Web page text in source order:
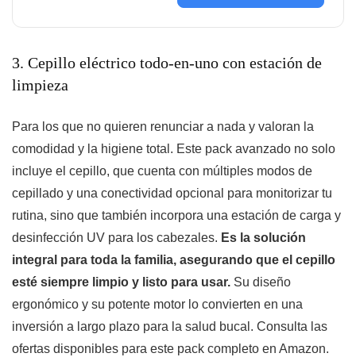
3. Cepillo eléctrico todo-en-uno con estación de
limpieza
Para los que no quieren renunciar a nada y valoran la
comodidad y la higiene total. Este pack avanzado no solo
incluye el cepillo, que cuenta con múltiples modos de
cepillado y una conectividad opcional para monitorizar tu
rutina, sino que también incorpora una estación de carga y
desinfección UV para los cabezales. Es la solución
integral para toda la familia, asegurando que el cepillo
esté siempre limpio y listo para usar. Su diseño
ergonómico y su potente motor lo convierten en una
inversión a largo plazo para la salud bucal. Consulta las
ofertas disponibles para este pack completo en Amazon.